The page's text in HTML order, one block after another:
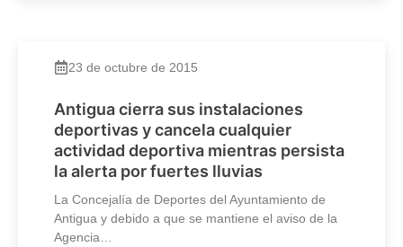
23 de octubre de 2015
Antigua cierra sus instalaciones
deportivas y cancela cualquier
actividad deportiva mientras persista
la alerta por fuertes lluvias
La Concejalía de Deportes del Ayuntamiento de
Antigua y debido a que se mantiene el aviso de la
Agencia…